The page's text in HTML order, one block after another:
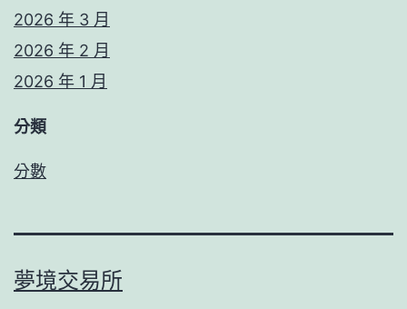
2026 年 3 月
2026 年 2 月
2026 年 1 月
分類
分數
夢境交易所